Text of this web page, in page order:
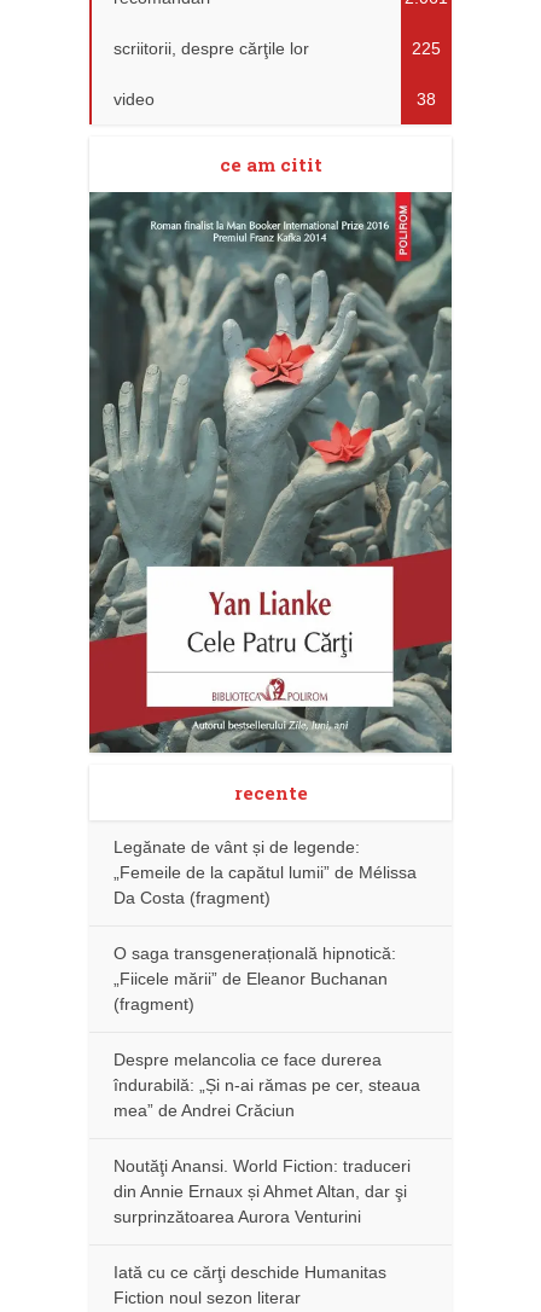
scriitorii, despre cărţile lor 225
video 38
ce am citit
recente
Legănate de vânt și de legende:
„Femeile de la capătul lumii” de Mélissa
Da Costa (fragment)
O saga transgenerațională hipnotică:
„Fiicele mării” de Eleanor Buchanan
(fragment)
Despre melancolia ce face durerea
îndurabilă: „Și n-ai rămas pe cer, steaua
mea” de Andrei Crăciun
Noutăţi Anansi. World Fiction: traduceri
din Annie Ernaux și Ahmet Altan, dar şi
surprinzătoarea Aurora Venturini
Iată cu ce cărţi deschide Humanitas
Fiction noul sezon literar